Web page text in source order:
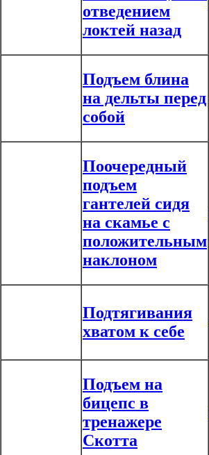
отведением
локтей назад
Подъем блина
на дельты перед
собой
Поочередный
подъем
гантелей сидя
на скамье с
положительным
наклоном
Подтягивания
хватом к себе
Подъем на
бицепс в
тренажере
Скотта